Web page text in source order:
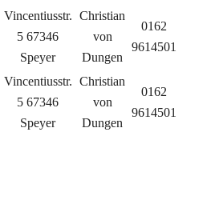
Vincentiusstr.
5 67346
Speyer
Christian
von
Dungen
0162
9614501
Vincentiusstr.
5 67346
Speyer
Christian
von
Dungen
0162
9614501